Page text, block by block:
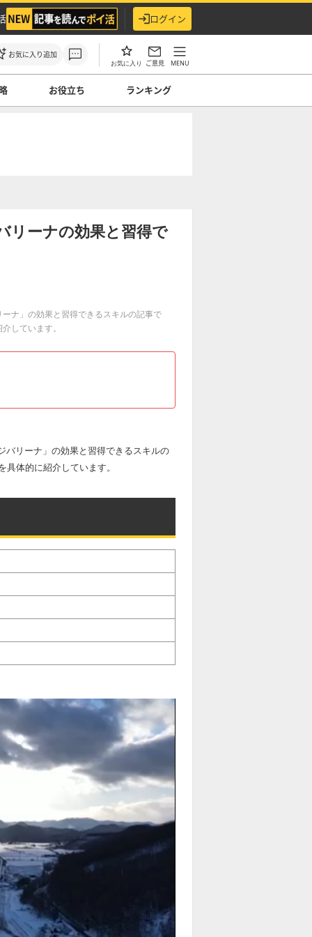
ログイン
お気に入り追加
お気に入り ご意見 MENU
お役立ち ランキング
リーナの効果と習得で
ナ」の効果と習得できるスキルの記事で
しています。
バリーナ」の効果と習得できるスキルの
体的に紹介しています。